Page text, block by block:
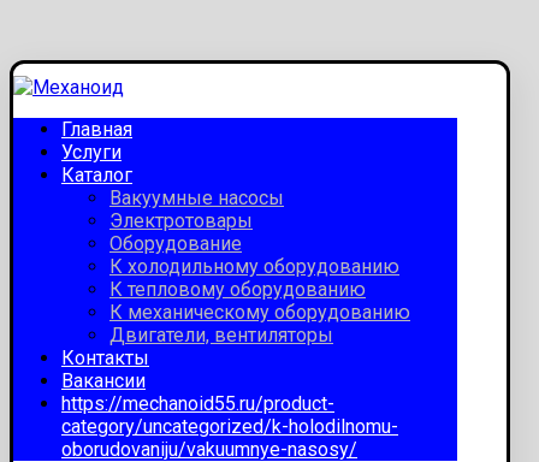
Главная
Услуги
Каталог
Вакуумные насосы
Электротовары
Оборудование
К холодильному оборудованию
К тепловому оборудованию
К механическому оборудованию
Двигатели, вентиляторы
Контакты
Вакансии
https://mechanoid55.ru/product-
category/uncategorized/k-holodilnomu-
oborudovaniju/vakuumnye-nasosy/